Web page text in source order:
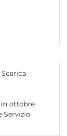
Scarica